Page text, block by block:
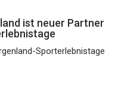
ist neuer Partner
Sporterlebnistage